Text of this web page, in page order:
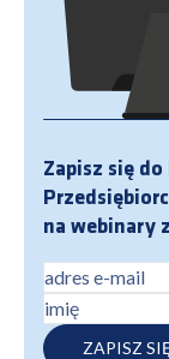
Zapisz się
na webinary
adres e-mail
imię
ZAPISZ